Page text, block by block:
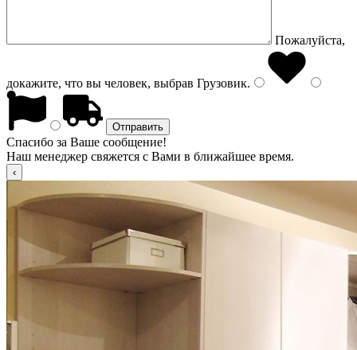
Пожалуйста,
докажите, что вы человек, выбрав Грузовик.
Спасибо за Ваше сообщение!
Наш менеджер свяжется с Вами в ближайшее время.